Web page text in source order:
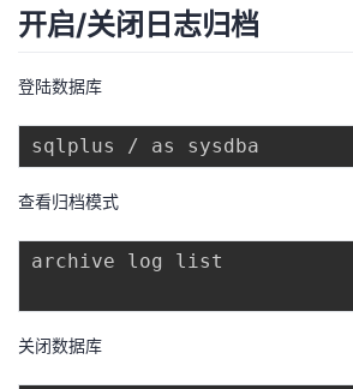
开启/关闭日志归档
登陆数据库
查看归档模式
archive log list
关闭数据库